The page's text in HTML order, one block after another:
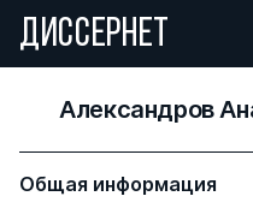
ДИССЕРНЕТ
Александров
Общая информация